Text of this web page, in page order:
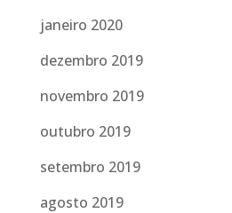
janeiro 2020
dezembro 2019
novembro 2019
outubro 2019
setembro 2019
agosto 2019